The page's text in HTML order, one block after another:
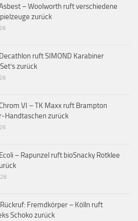
– Woolworth ruft verschiedene
zurück
ruft SIMOND Karabiner
zurück
VI – TK Maxx ruft Brampton
Handtaschen zurück
– Rapunzel ruft bioSnacky Rotklee
Rückruf: Fremdkörper – Kölln ruft
Schoko zurück